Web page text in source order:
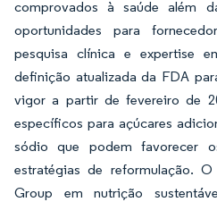
comprovados à saúde além
oportunidades para
pesquisa clínica e expertise
definição atualizada da FDA
vigor a partir de fevereiro de
específicos para açúcares
sódio que podem favorecer
estratégias de reformulação.
Group em nutrição